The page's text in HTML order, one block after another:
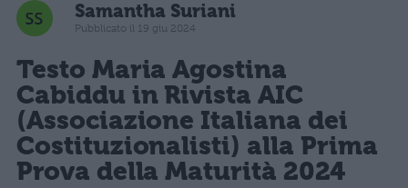
Samantha Suriani
Pubblicato il 19 giu 2024
Testo Maria Agostina
Cabiddu in Rivista AIC
(Associazione Italiana dei
Costituzionalisti) alla Prima
Prova della Maturità 2024